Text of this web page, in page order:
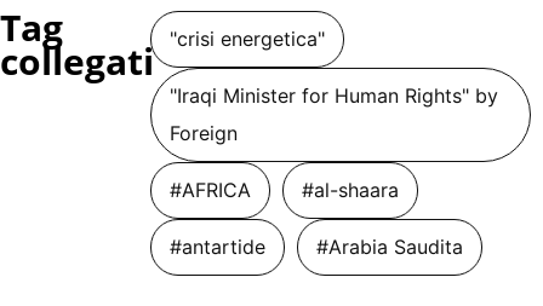
Tag
collegati "crisi energetica"
"Iraqi Minister for Human Rights" by
Foreign
#AFRICA #al-shaara
#antartide #Arabia Saudita